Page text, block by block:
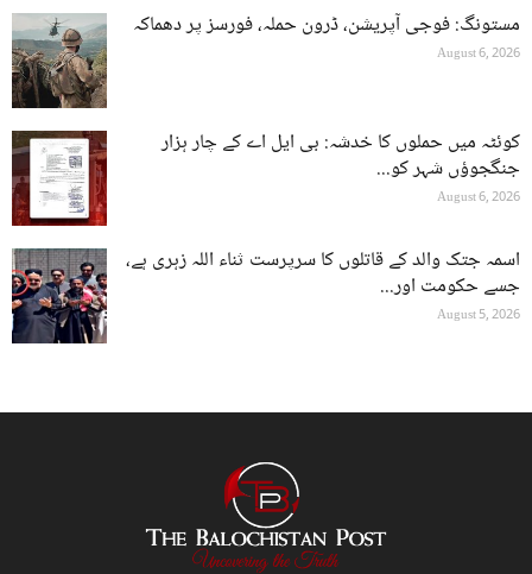
مستونگ: فوجی آپریشن، ڈرون حملہ، فورسز پر دھماکہ
August 6, 2026
کوئٹہ میں حملوں کا خدشہ: بی ایل اے کے چار ہزار
جنگجوؤں شہر کو...
August 6, 2026
اسمہ جتک والد کے قاتلوں کا سرپرست ثناء اللہ زہری ہے،
جسے حکومت اور...
August 5, 2026